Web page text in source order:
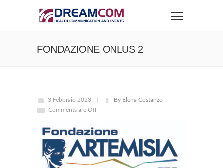
FONDAZIONE ONLUS 2
3 Febbraio 2023
By Elena Costanzo
Comments are Off